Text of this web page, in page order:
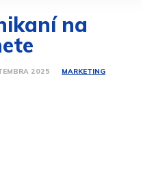
na
2025 MARKETING